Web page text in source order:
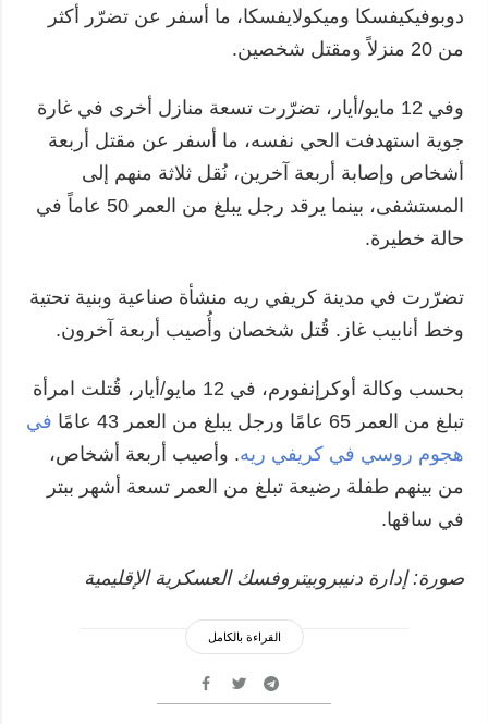
دوبوفيكيفسكا وميكولايفسكا، ما أسفر عن تضرّر أكثر
من 20 منزلاً ومقتل شخصين.
وفي 12 مايو/أيار، تضرّرت تسعة منازل أخرى في غارة
جوية استهدفت الحي نفسه، ما أسفر عن مقتل أربعة
أشخاص وإصابة أربعة آخرين، نُقل ثلاثة منهم إلى
المستشفى، بينما يرقد رجل يبلغ من العمر 50 عاماً في
حالة خطيرة.
تضرّرت في مدينة كريفي ريه منشأة صناعية وبنية تحتية
وخط أنابيب غاز. قُتل شخصان وأُصيب أربعة آخرون.
بحسب وكالة أوكرإنفورم، في 12 مايو/أيار، قُتلت امرأة
تبلغ من العمر 65 عامًا ورجل يبلغ من العمر 43 عامًا
في
هجوم روسي في كريفي ريه. وأصيب أربعة أشخاص،
من بينهم طفلة رضيعة تبلغ من العمر تسعة أشهر ببتر
في ساقها.
صورة: إدارة دنيبروبيتروفسك العسكرية الإقليمية
القراءة بالكامل